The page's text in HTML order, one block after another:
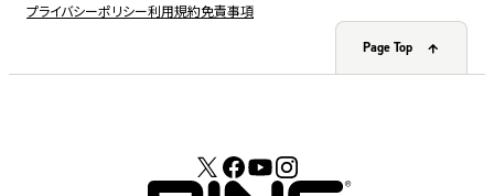
プライバシーポリシー利用規約免責事項
Page Top